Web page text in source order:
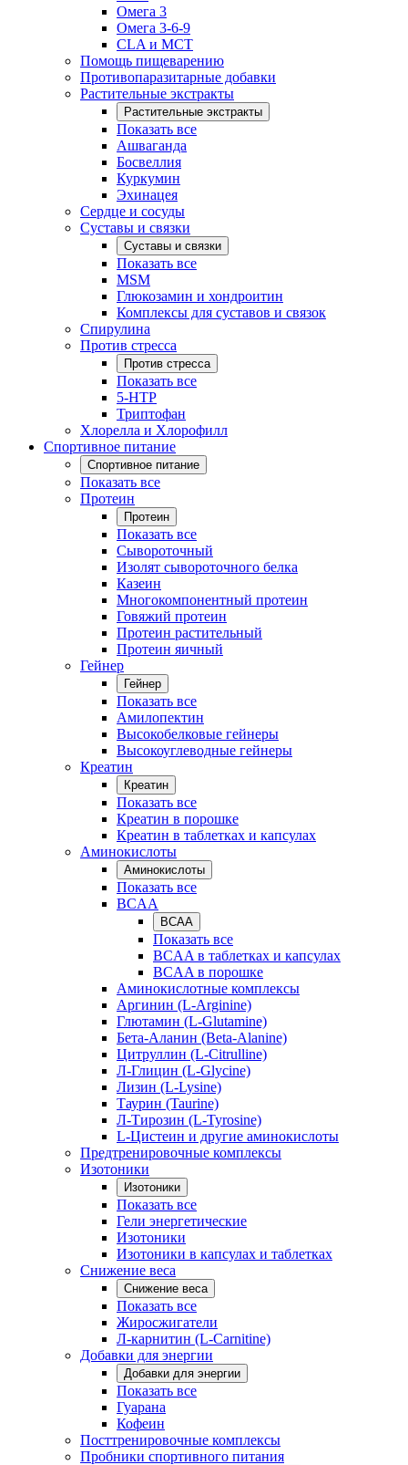
Омега 3
Омега 3-6-9
CLA и MCT
Помощь пищеварению
Противопаразитарные добавки
Растительные экстракты
Растительные экстракты
Показать все
Ашваганда
Босвеллия
Куркумин
Эхинацея
Сердце и сосуды
Суставы и связки
Суставы и связки
Показать все
MSM
Глюкозамин и хондроитин
Комплексы для суставов и связок
Спирулина
Против стресса
Против стресса
Показать все
5-HTP
Триптофан
Хлорелла и Хлорофилл
Спортивное питание
Спортивное питание
Показать все
Протеин
Протеин
Показать все
Сывороточный
Изолят сывороточного белка
Казеин
Многокомпонентный протеин
Говяжий протеин
Протеин растительный
Протеин яичный
Гейнер
Гейнер
Показать все
Амилопектин
Высокобелковые гейнеры
Высокоуглеводные гейнеры
Креатин
Креатин
Показать все
Креатин в порошке
Креатин в таблетках и капсулах
Аминокислоты
Аминокислоты
Показать все
BCAA
BCAA
Показать все
BCAA в таблетках и капсулах
BCAA в порошке
Аминокислотные комплексы
Аргинин (L-Arginine)
Глютамин (L-Glutamine)
Бета-Аланин (Beta-Alanine)
Цитруллин (L-Citrulline)
Л-Глицин (L-Glycine)
Лизин (L-Lysine)
Таурин (Taurine)
Л-Тирозин (L-Tyrosine)
L-Цистеин и другие аминокислоты
Предтренировочные комплексы
Изотоники
Изотоники
Показать все
Гели энергетические
Изотоники
Изотоники в капсулах и таблетках
Снижение веса
Снижение веса
Показать все
Жиросжигатели
Л-карнитин (L-Carnitine)
Добавки для энергии
Добавки для энергии
Показать все
Гуарана
Кофеин
Посттренировочные комплексы
Пробники спортивного питания